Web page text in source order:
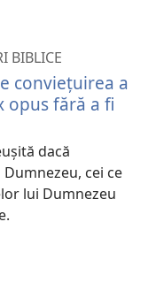
BIBLICE
conviețuirea a
opus fără a fi
dacă
cei ce
lui Dumnezeu